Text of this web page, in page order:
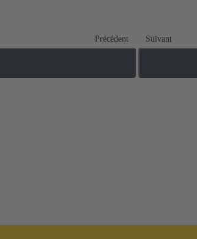
Précédent Suivant